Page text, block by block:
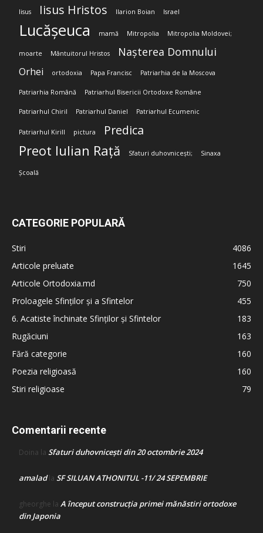
Iisus Iisus Hristos Ilarion Boian Israel
Lucășeuca mamă Mitropolia Mitropolia Moldovei;
moarte Mântuitorul Hristos Nașterea Domnului
Orhei ortodoxia Papa Francisc Patriarhia de la Moscova
Patriarhia Română Patriarhul Bisericii Ortodoxe Române
Patriarhul Chiril Patriarhul Daniel Patriarhul Ecumenic
Patriarhul Kirill pictura Predica
Preot Iulian Rață Sfaturi duhovnicești; Sinaxa
Școală
CATEGORIE POPULARĂ
Stiri
4086
Articole preluate
1645
Articole Ortodoxia.md
750
Proloagele Sfinților și a Sfintelor
455
6. Acatiste închinate Sfinților și Sfintelor
183
Rugăciuni
163
Fără categorie
160
Poezia religioasă
160
Stiri religioase
79
Comentarii recente
Doina la Sfaturi duhovnicești din 20 octombrie 2024
amaladla SF SILUAN ATHONITUL -11/ 24 SEPEMBRIE
gheorghe la A început construcţia primei mănăstiri ortodoxe
din Japonia